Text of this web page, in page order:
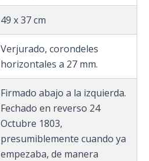
49 x 37 cm
Verjurado, corondeles
horizontales a 27 mm.
Firmado abajo a la izquierda.
Fechado en reverso 24
Octubre 1803,
presumiblemente cuando ya
empezaba, de manera